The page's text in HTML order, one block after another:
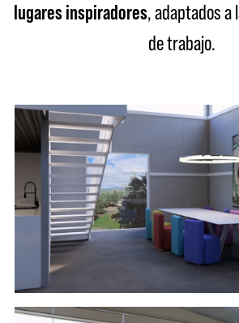
lugares inspiradores, adaptados a
de trabajo.